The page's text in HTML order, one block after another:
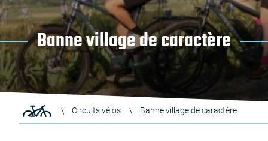
Banne village de caractère
Circuits vélos Banne village de caractère